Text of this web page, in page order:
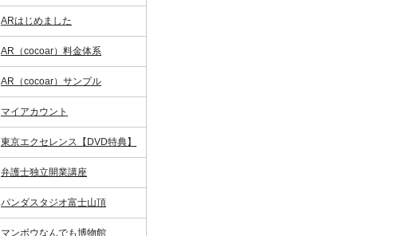
ARはじめました
AR（cocoar）料金体系
AR（cocoar）サンプル
マイアカウント
東京エクセレンス【DVD特典】
弁護士独立開業講座
パンダスタジオ富士山頂
マンボウなんでも博物館